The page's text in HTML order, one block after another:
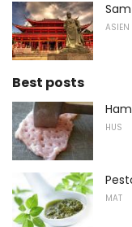
ASIEN
Best posts
HUS
MAT